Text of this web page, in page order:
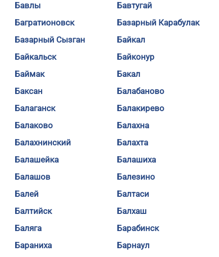
Бавлы
Бавтугай
Багратионовск
Базарный Карабулак
Базарный Сызган
Байкал
Байкальск
Байконур
Баймак
Бакал
Баксан
Балабаново
Балаганск
Балакирево
Балаково
Балахна
Балахнинский
Балахта
Балашейка
Балашиха
Балашов
Балезино
Балей
Балтаси
Балтийск
Балхаш
Баляга
Барабинск
Бараниха
Барнаул